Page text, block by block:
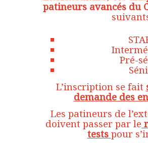
patineurs avancés du
Pré-
L’inscription se fait
demande des
Les patineurs de
doivent passer par le
tests pour